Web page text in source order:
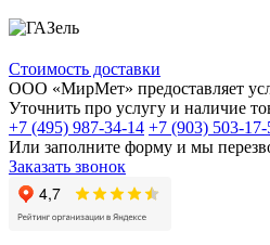
Стоимость доставки
ООО «МирМет» предоставляет
Уточнить про услугу и наличие
+7 (495) 987-34-14 +7 (903) 503-17-
Или заполните форму и мы
Заказать звонок